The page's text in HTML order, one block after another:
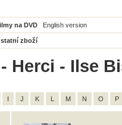
na DVD English version
zboží
Herci - Ilse
I J K L M N O P